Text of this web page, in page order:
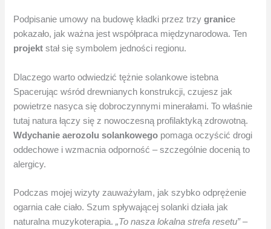
Podpisanie umowy na budowę kładki przez trzygranice
pokazało, jak ważna jest współpraca międzynarodowa. Ten
projekt stał się symbolem jedności regionu.
Dlaczego warto odwiedzić tężnie solankowe istebna
Spacerując wśród drewnianych konstrukcji, czujesz jak
powietrze nasyca się dobroczynnymi minerałami. To właśnie
tutaj natura łączy się z nowoczesną profilaktyką zdrowotną.
Wdychanie aerozolu solankowego pomaga oczyścić drogi
oddechowe i wzmacnia odporność – szczególnie docenią to
alergicy.
Podczas mojej wizyty zauważyłam, jak szybko odprężenie
ogarnia całe ciało. Szum spływającej solanki działa jak
naturalna muzykoterapia.„To nasza lokalna strefa resetu”–